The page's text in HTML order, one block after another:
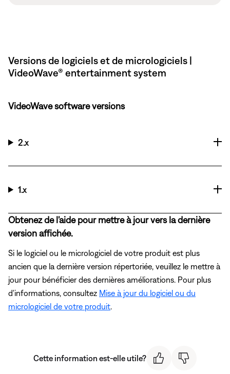
Versions de logiciels et de micrologiciels |
VideoWave® entertainment system
VideoWave software versions
2.x
1.x
Obtenez de l'aide pour mettre à jour vers la dernière
version affichée.
Si le logiciel ou le micrologiciel de votre produit est plus
ancien que la dernière version répertoriée, veuillez le mettre à
jour pour bénéficier des dernières améliorations. Pour plus
d'informations, consultez Mise à jour du logiciel ou du
micrologiciel de votre produit.
Cette information est-elle utile?